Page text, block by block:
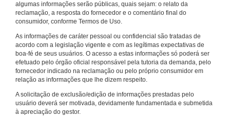
algumas informações serão públicas, quais sejam: o relato da
reclamação, a resposta do fornecedor e o comentário final do
consumidor, conforme Termos de Uso.
As informações de caráter pessoal ou confidencial são tratadas de
acordo com a legislação vigente e com as legítimas expectativas de
boa-fé de seus usuários. O acesso a estas informações só poderá ser
efetuado pelo órgão oficial responsável pela tutoria da demanda, pelo
fornecedor indicado na reclamação ou pelo próprio consumidor em
relação as informações que lhe dizem respeito.
A solicitação de exclusão/edição de informações prestadas pelo
usuário deverá ser motivada, devidamente fundamentada e submetida
à apreciação do gestor.